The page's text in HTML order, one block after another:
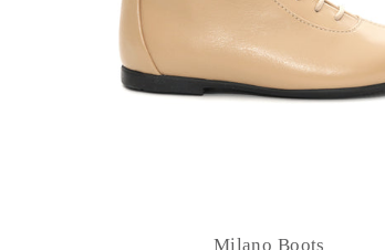
Milano Boots